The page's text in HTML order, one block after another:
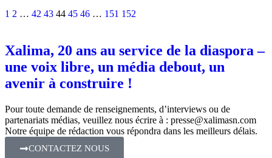
1 2 … 42 43 44 45 46 … 151 152
Xalima, 20 ans au service de la diaspora –
une voix libre, un média debout, un
avenir à construire !
Pour toute demande de renseignements, d’interviews ou de
partenariats médias, veuillez nous écrire à : presse@xalimasn.com
Notre équipe de rédaction vous répondra dans les meilleurs délais.
CONTACTEZ NOUS